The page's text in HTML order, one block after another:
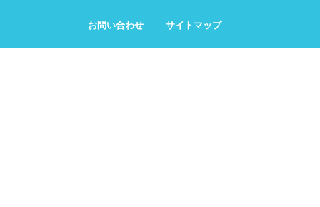
お問い合わせ サイトマップ